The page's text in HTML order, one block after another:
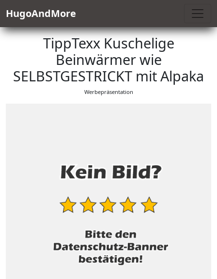
HugoAndMore
TippTexx Kuschelige
Beinwärmer wie
SELBSTGESTRICKT mit Alpaka
Werbepräsentation